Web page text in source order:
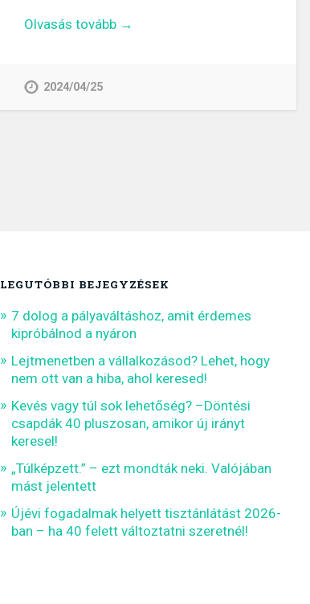
Olvasás tovább →
2024/04/25
LEGUTÓBBI BEJEGYZÉSEK
7 dolog a pályaváltáshoz, amit érdemes
kipróbálnod a nyáron
Lejtmenetben a vállalkozásod? Lehet, hogy
nem ott van a hiba, ahol keresed!
Kevés vagy túl sok lehetőség? –Döntési
csapdák 40 pluszosan, amikor új irányt
keresel!
„Túlképzett.” – ezt mondták neki. Valójában
mást jelentett
Újévi fogadalmak helyett tisztánlátást 2026-
ban – ha 40 felett változtatni szeretnél!